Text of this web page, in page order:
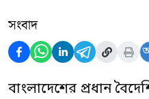
সংবাদ
বাংলাদেশের প্রধান